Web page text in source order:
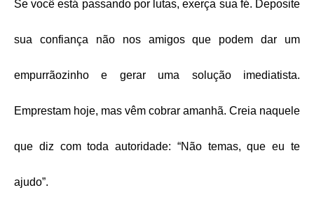
Se você está passando por lutas, exerça sua fé. Deposite
sua confiança não nos amigos que podem dar um
empurrãozinho e gerar uma solução imediatista.
Emprestam hoje, mas vêm cobrar amanhã. Creia naquele
que diz com toda autoridade: “Não temas, que eu te
ajudo”.